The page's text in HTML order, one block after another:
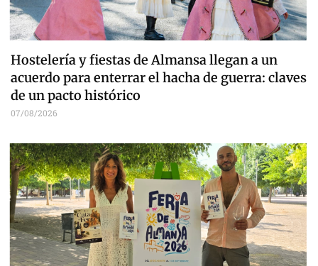
Hostelería y fiestas de Almansa llegan a un
acuerdo para enterrar el hacha de guerra: claves
de un pacto histórico
07/08/2026